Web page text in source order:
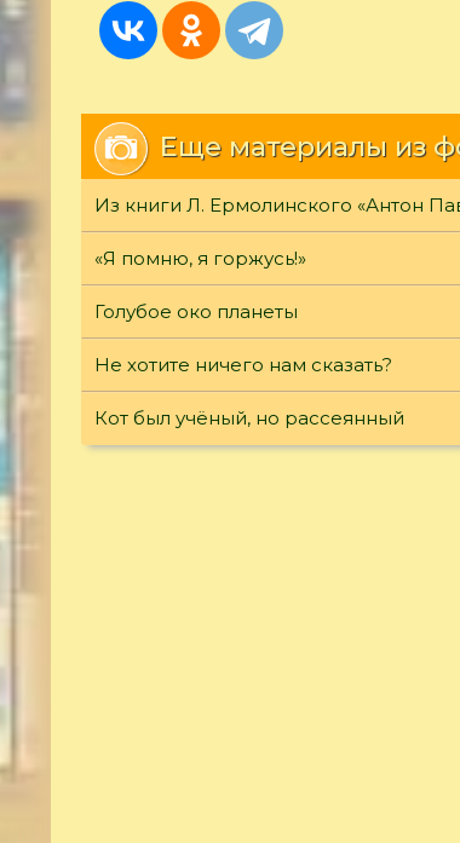
Еще материалы из
Из книги Л. Ермолинского «Антон
«Я помню, я горжусь!»
Голубое око планеты
Не хотите ничего нам сказать?
Кот был учёный, но рассеянный